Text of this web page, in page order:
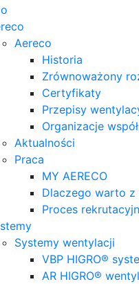
Aereco
Historia
Zrównoważony
Certyfikaty
Przepisy
Organizacje
Aktualności
Praca
MY AERECO
Dlaczego warto z
Proces
Systemy wentylacji
VBP HIGRO®
AR HIGRO®